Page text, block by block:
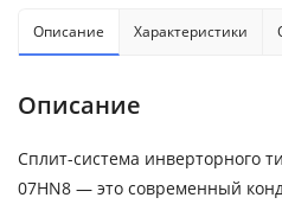
Описание Характеристики
Описание
Сплит-система инверторного
07HN8 — это современный